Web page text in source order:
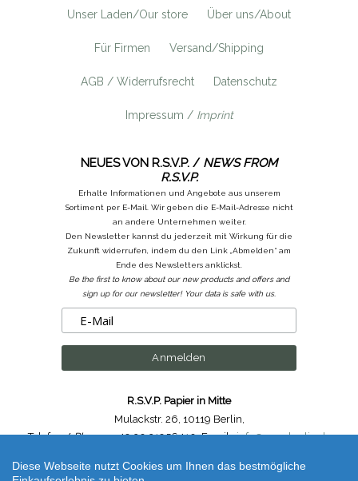
Unser Laden/Our store Über uns/About
Für Firmen Versand/Shipping
AGB / Widerrufsrecht Datenschutz
Impressum / Imprint
NEUES VON R.S.V.P. / NEWS FROM
R.S.V.P.
Erhalte Informationen und Angebote aus unserem
Sortiment per E-Mail. Wir geben die E-Mail-Adresse nicht
an andere Unternehmen weiter.
Den Newsletter kannst du jederzeit mit Wirkung für die
Zukunft widerrufen, indem du den Link „Abmelden“ am
Ende des Newsletters anklickst.
Be the first to know about our new products and offers and
sign up for our newsletter! Your data is safe with us.
R.S.V.P. Papier in Mitte
Mulackstr. 26 10119 Berlin
Telefon /Phone: ++49.30.31956410,Email :info@rsvp-berlin.de
Shop erstellt mit VersaCommerce.
Diese Webseite nutzt Cookies um Ihnen das bestmögliche